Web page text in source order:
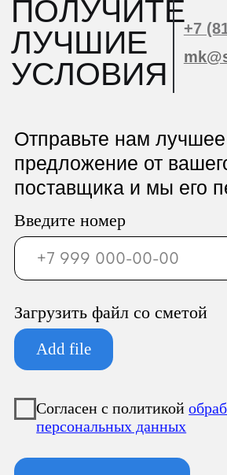
Юридический адрес:
196247, Санкт-Петербург г, вн.тер.г.
муниципальный округ
Новоизмайловское, пл. Конституции, д.
комната 2
Фактический адрес:
196247, Санкт-Петербург г, вн.тер.г.